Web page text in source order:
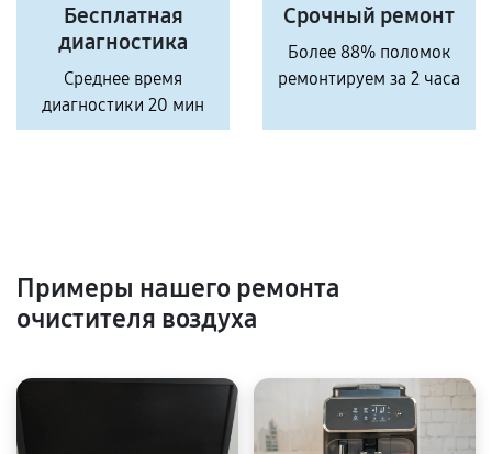
Бесплатная
диагностика
Среднее время
диагностики 20 мин
Срочный ремонт
Более 88% поломок
ремонтируем за 2 часа
Примеры нашего ремонта
очистителя воздуха